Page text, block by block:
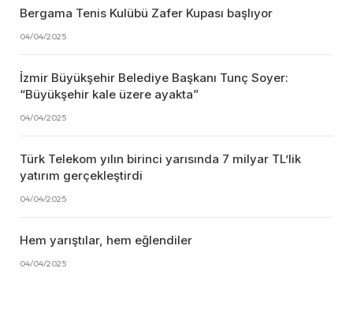
Bergama Tenis Kulübü Zafer Kupası başlıyor
04/04/2025
İzmir Büyükşehir Belediye Başkanı Tunç Soyer:
“Büyükşehir kale üzere ayakta”
04/04/2025
Türk Telekom yılın birinci yarısında 7 milyar TL’lik
yatırım gerçekleştirdi
04/04/2025
Hem yarıştılar, hem eğlendiler
04/04/2025